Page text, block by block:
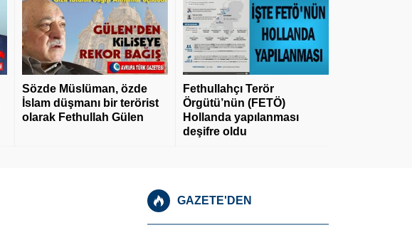
Sözde Müslüman, özde
İslam düşmanı bir terörist
olarak Fethullah Gülen
Fethullahçı Terör
Örgütü’nün (FETÖ)
Hollanda yapılanması
deşifre oldu
GAZETE'DEN